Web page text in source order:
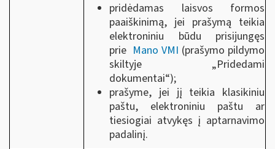
pridėdamas laisvos formos
paaiškinimą, jei prašymą teikia
elektroniniu būdu prisijungęs
prie Mano VMI (prašymo pildymo
skiltyje „Pridedami
dokumentai“);
prašyme, jei jį teikia klasikiniu
paštu, elektroniniu paštu ar
tiesiogiai atvykęs į aptarnavimo
padalinį.